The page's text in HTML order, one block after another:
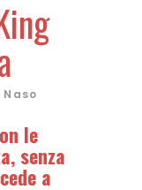
Naso
le
senza
a